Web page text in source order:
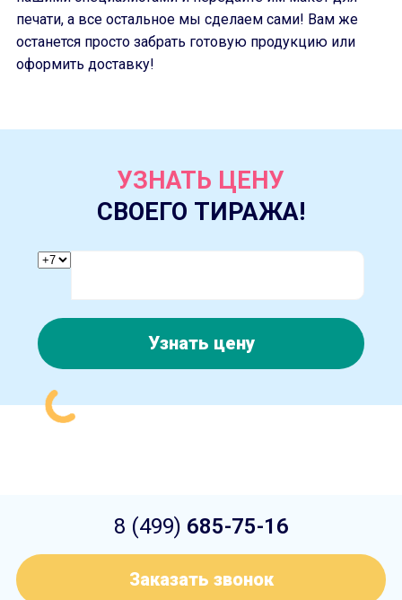
печати, а все остальное мы сделаем сами! Вам же
останется просто забрать готовую продукцию или
оформить доставку!
УЗНАТЬ ЦЕНУ
СВОЕГО ТИРАЖА!
Узнать цену
8 (499) 685-75-16
Заказать звонок